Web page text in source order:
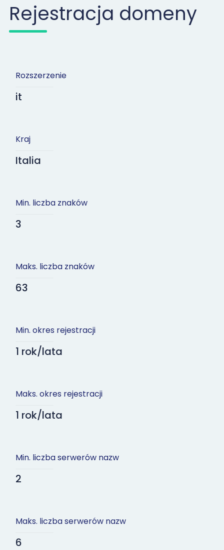
Rejestracja domeny
Rozszerzenie
it
Kraj
Italia
Min. liczba znaków
3
Maks. liczba znaków
63
Min. okres rejestracji
1 rok/lata
Maks. okres rejestracji
1 rok/lata
Min. liczba serwerów nazw
2
Maks. liczba serwerów nazw
6